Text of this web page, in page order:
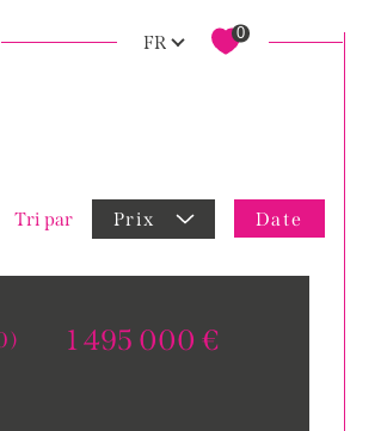
Langue
FR 0
Tri par Prix Date
1 495 000 €